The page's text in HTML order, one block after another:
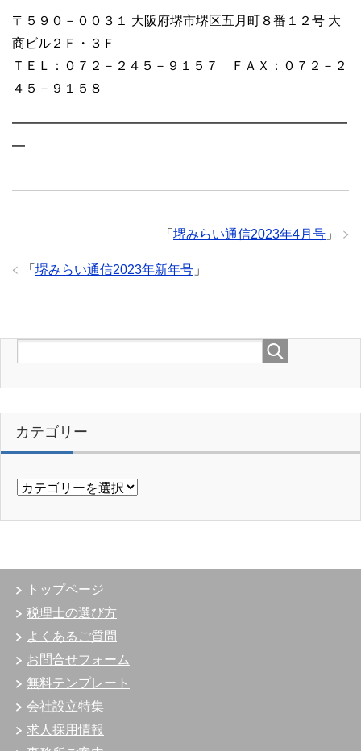
〒５９０－００３１ 大阪府堺市堺区五月町８番１２号 大
商ビル２Ｆ・３Ｆ
ＴＥＬ：０７２－２４５－９１５７ ＦＡＸ：０７２－２
４５－９１５８
━━━━━━━━━━━━━━━━━━━━━━━━━━
━
「 堺みらい通信2023年4月号 」
「 堺みらい通信2023年新年号 」
カテゴリー
カ
ゴ
トップページ
税理士の選び方
よくあるご質問
お問合せフォーム
無料テンプレート
会社設立特集
求人採用情報